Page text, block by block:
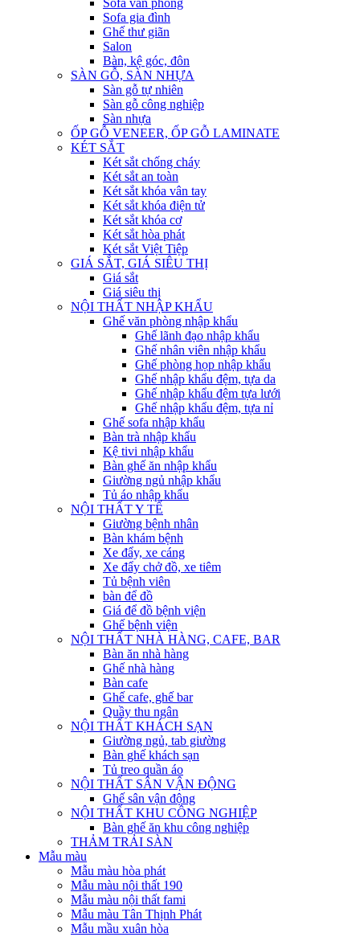
Sofa văn phòng
Sofa gia đình
Ghế thư giãn
Salon
Bàn, kệ góc, đôn
SÀN GỖ, SÀN NHỰA
Sàn gỗ tự nhiên
Sàn gỗ công nghiệp
Sàn nhựa
ỐP GỖ VENEER, ỐP GỖ LAMINATE
KÉT SẮT
Két sắt chống cháy
Két sắt an toàn
Két sắt khóa vân tay
Két sắt khóa điện tử
Két sắt khóa cơ
Két sắt hòa phát
Két sắt Việt Tiệp
GIÁ SẮT, GIÁ SIÊU THỊ
Giá sắt
Giá siêu thị
NỘI THẤT NHẬP KHẨU
Ghế văn phòng nhập khẩu
Ghế lãnh đạo nhập khẩu
Ghế nhân viên nhập khẩu
Ghế phòng họp nhập khẩu
Ghế nhập khẩu đệm, tựa da
Ghế nhập khẩu đệm tựa lưới
Ghế nhập khẩu đệm, tựa nỉ
Ghế sofa nhập khẩu
Bàn trà nhập khẩu
Kệ tivi nhập khẩu
Bàn ghế ăn nhập khẩu
Giường ngủ nhập khẩu
Tủ áo nhập khẩu
NỘI THẤT Y TẾ
Giường bệnh nhân
Bàn khám bệnh
Xe đẩy, xe cáng
Xe đẩy chở đồ, xe tiêm
Tủ bệnh viên
bàn để đồ
Giá để đồ bệnh viện
Ghế bệnh viện
NỘI THẤT NHÀ HÀNG, CAFE, BAR
Bàn ăn nhà hàng
Ghế nhà hàng
Bàn cafe
Ghế cafe, ghế bar
Quầy thu ngân
NỘI THẤT KHÁCH SẠN
Giường ngủ, tab giường
Bàn ghế khách sạn
Tủ treo quần áo
NỘI THẤT SÂN VẬN ĐỘNG
Ghế sân vận động
NỘI THẤT KHU CÔNG NGHIỆP
Bàn ghế ăn khu công nghiệp
THẢM TRẢI SÀN
Mẫu màu
Mẫu màu hòa phát
Mẫu màu nội thất 190
Mẫu màu nội thất fami
Mẫu màu Tân Thịnh Phát
Mẫu mầu xuân hòa